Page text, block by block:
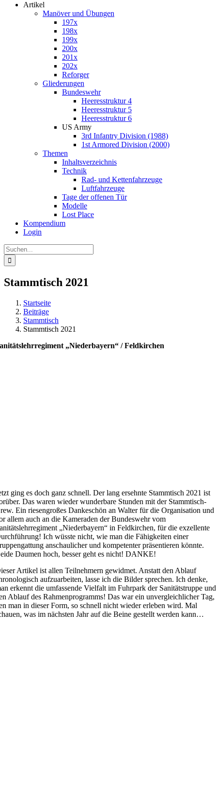
Artikel
Manöver und Übungen
197x
198x
199x
200x
201x
202x
Reforger
Gliederungen
Bundeswehr
Heeresstruktur 4
Heeresstruktur 5
Heeresstruktur 6
US Army
3rd Infantry Division (1988)
1st Armored Division (2000)
Themen
Inhaltsverzeichnis
Technik
Rad- und Kettenfahrzeuge
Luftfahrzeuge
Tage der offenen Tür
Modelle
Lost Place
Kompendium
Login
Suche
nach:
Stammtisch 2021
Startseite
Beiträge
Stammtisch
Stammtisch 2021
„Niederbayern“ / Feldkirchen
ging es doch ganz schnell. Der lang ersehnte Stammtisch 2021 ist
Das waren wieder wunderbare Stunden mit der Stammtisch-
Ein riesengroßes Dankeschön an Walter für die Organisation und
allem auch an die Kameraden der Bundeswehr vom
„Niederbayern“ in Feldkirchen, für die exzellente
Ich wüsste nicht, wie man die Fähigkeiten einer
anschaulicher und kompetenter präsentieren könnte.
Daumen hoch, besser geht es nicht! DANKE!
Artikel ist allen Teilnehmern gewidmet. Anstatt den Ablauf
aufzuarbeiten, lasse ich die Bilder sprechen. Ich denke,
erkennt die umfassende Vielfalt im Fuhrpark der Sanitätstruppe und
Ablauf des Rahmenprogramms! Das war ein unvergleichlicher Tag,
man in dieser Form, so schnell nicht wieder erleben wird. Mal
was im nächsten Jahr auf die Beine gestellt werden kann…